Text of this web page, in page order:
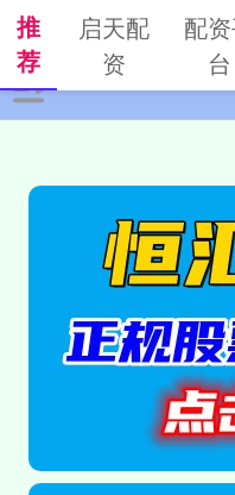
推
荐
启天配
资
配
台